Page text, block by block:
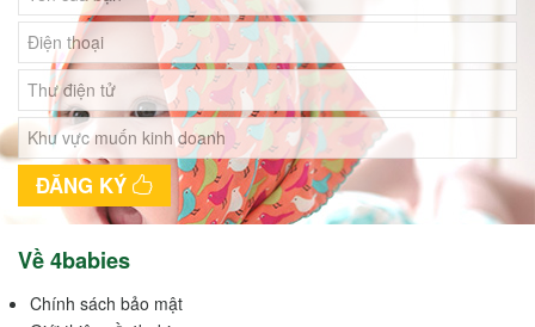
ĐĂNG KÝ
Về 4babies
Chính sách bảo mật